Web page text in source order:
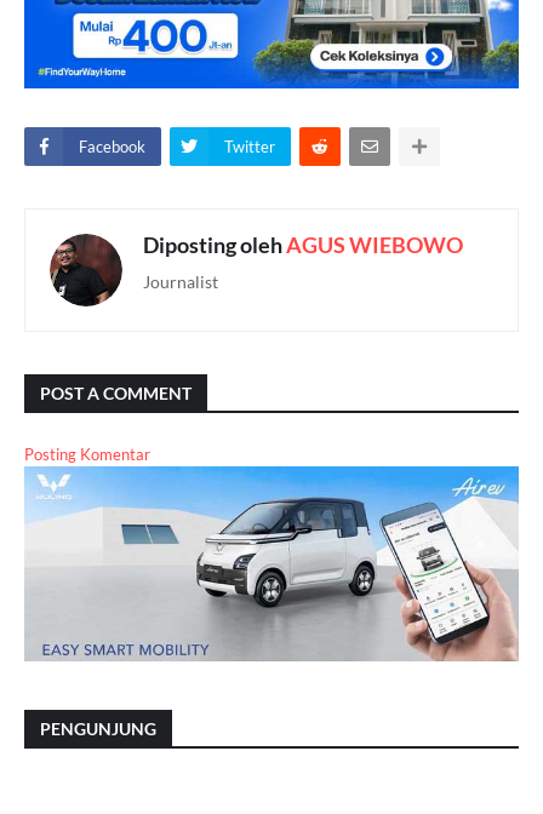
Facebook Twitter
Diposting olehAGUS WIEBOWO
Journalist
POST A COMMENT
Posting Komentar
PENGUNJUNG